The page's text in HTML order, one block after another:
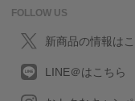
FOLLOW US
新商品の情報は
LINE＠はこちら